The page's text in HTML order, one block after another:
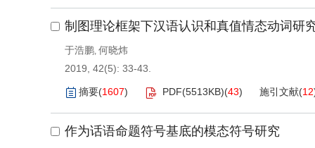
制图理论框架下汉语认识和真值情态动词研
于浩鹏, 何晓炜
2019, 42(5): 33-43.
摘要(1607) PDF(5513KB)(43) 施引文献(12
作为话语命题符号基底的模态符号研究